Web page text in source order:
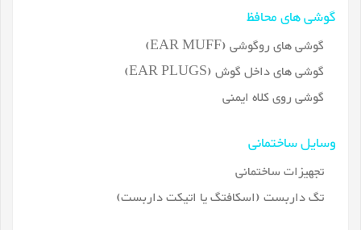
گوشی های محافظ
گوشی های روگوشی (EAR MUFF)
گوشی های داخل گوش (EAR PLUGS)
گوشی روی کلاه ایمنی
وسایل ساختمانی
تجهیزات ساختمانی
تگ داربست (اسکافتگ یا اتیکت داربست)